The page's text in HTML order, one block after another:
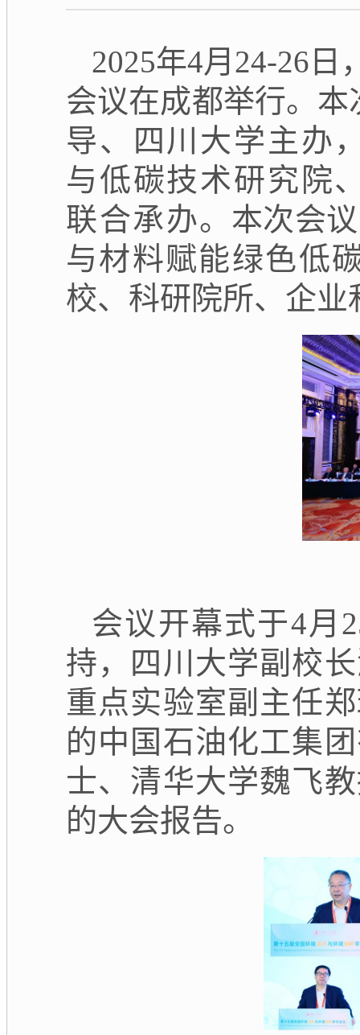
2025年4月24-26
会议在成都举行。本
导、四川大学主办
与低碳技术研究院
联合承办。本次会
与材料赋能绿色低
校、科研院所、企业
会议开幕式于4月
持，四川大学副校
重点实验室副主任
的中国石油化工集
士、清华大学魏飞
的大会报告。